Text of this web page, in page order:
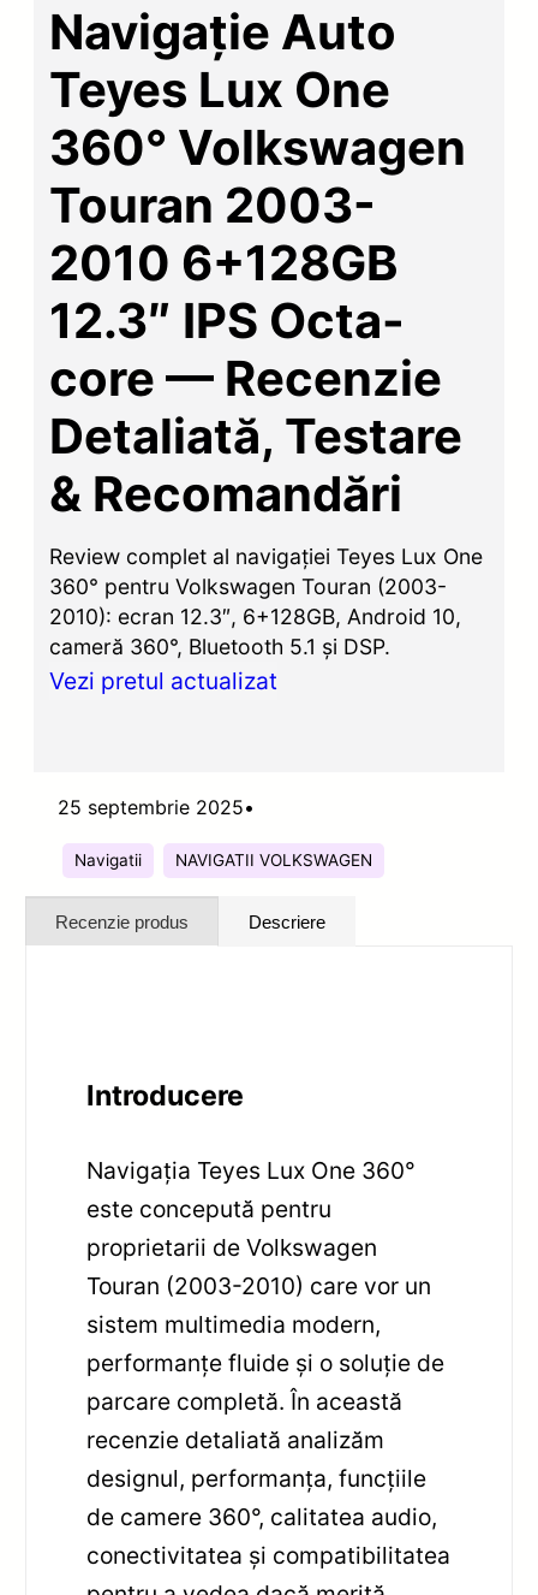
Navigație Auto
Teyes Lux One
360° Volkswagen
Touran 2003-
2010 6+128GB
12.3″ IPS Octa-
core — Recenzie
Detaliată, Testare
& Recomandări
Review complet al navigației Teyes Lux One
360° pentru Volkswagen Touran (2003-
2010): ecran 12.3″, 6+128GB, Android 10,
cameră 360°, Bluetooth 5.1 și DSP.
Vezi pretul actualizat
25 septembrie 2025•
Navigatii NAVIGATII VOLKSWAGEN
Recenzie produs Descriere
Introducere
Navigația Teyes Lux One 360°
este concepută pentru
proprietarii de Volkswagen
Touran (2003-2010) care vor un
sistem multimedia modern,
performanțe fluide și o soluție de
parcare completă. În această
recenzie detaliată analizăm
designul, performanța, funcțiile
de camere 360°, calitatea audio,
conectivitatea și compatibilitatea